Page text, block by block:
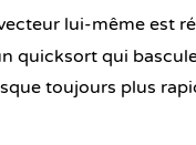
lui-même est
quicksort qui
toujours plus